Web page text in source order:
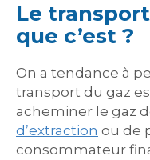
Le
que c’est ?
On a tendance à
transport du gaz
acheminer le gaz
d’extraction ou de
consommateur